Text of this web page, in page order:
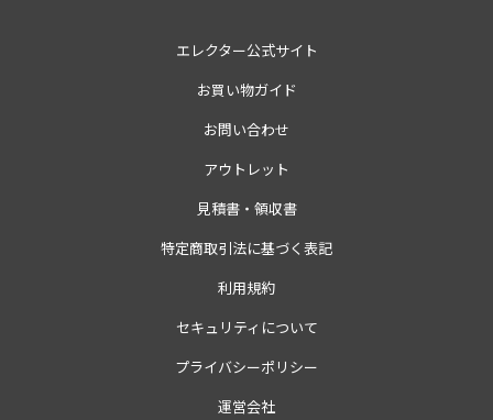
エレクター公式サイト
お買い物ガイド
お問い合わせ
アウトレット
見積書・領収書
特定商取引法に基づく表記
利用規約
セキュリティについて
プライバシーポリシー
運営会社